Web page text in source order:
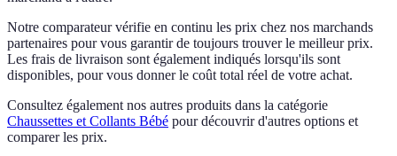
Notre comparateur vérifie en continu les prix chez nos marchands
partenaires pour vous garantir de toujours trouver le meilleur prix.
Les frais de livraison sont également indiqués lorsqu'ils sont
disponibles, pour vous donner le coût total réel de votre achat.
Consultez également nos autres produits dans la catégorie
Chaussettes et Collants Bébé pour découvrir d'autres options et
comparer les prix.